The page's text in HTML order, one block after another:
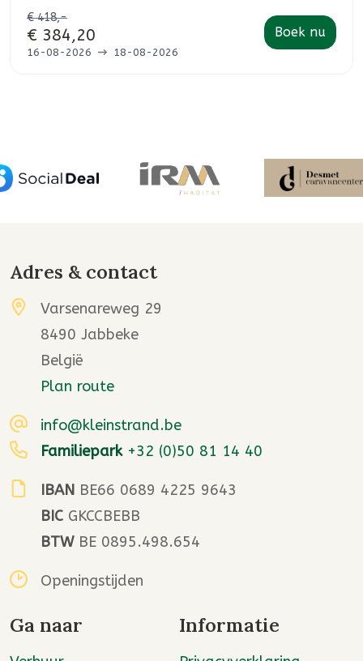
€ 418,-
€ 384,20
16-08-2026 18-08-2026
Boek nu
Adres & contact
Varsenareweg 29
8490 Jabbeke
België
Plan route
info@kleinstrand.be
Familiepark+32 (0)50 81 14 40
IBAN BE66 0689 4225 9643
BIC GKCCBEBB
BTWBE 0895.498.654
Openingstijden
Ga naar Informatie